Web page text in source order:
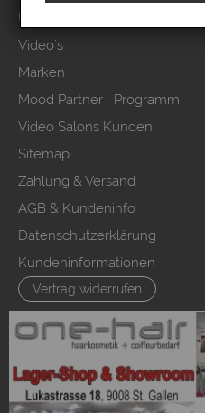
Über uns
Video`s
Marken
Mood Partner Programm
Video Salons Kunden
Sitemap
Zahlung & Versand
AGB & Kundeninfo
Datenschutzerklärung
Kundeninformationen
Vertrag widerrufen